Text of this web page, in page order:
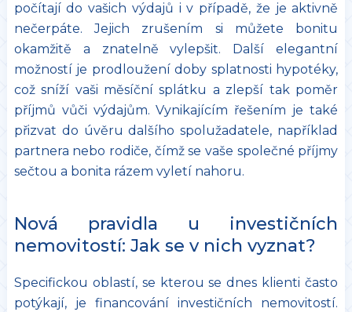
počítají do vašich výdajů i v případě, že je aktivně
nečerpáte. Jejich zrušením si můžete bonitu
okamžitě a znatelně vylepšit. Další elegantní
možností je prodloužení doby splatnosti hypotéky,
což sníží vaši měsíční splátku a zlepší tak poměr
příjmů vůči výdajům. Vynikajícím řešením je také
přizvat do úvěru dalšího spolužadatele, například
partnera nebo rodiče, čímž se vaše společné příjmy
sečtou a bonita rázem vyletí nahoru.
Nová pravidla u investičních
nemovitostí: Jak se v nich vyznat?
Specifickou oblastí, se kterou se dnes klienti často
potýkají, je financování investičních nemovitostí.